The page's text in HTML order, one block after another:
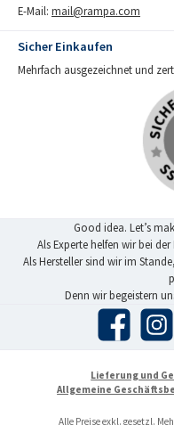
E-Mail: mail@rampa.com
Sicher Einkaufen
Mehrfach ausgezeichnet und
Good idea. Let’s
Als Experte helfen wir bei
Als Hersteller sind wir im
Denn wir begeistern
Facebook
Lieferung und
Allgemeine
Alle Preise exkl. gesetzl.